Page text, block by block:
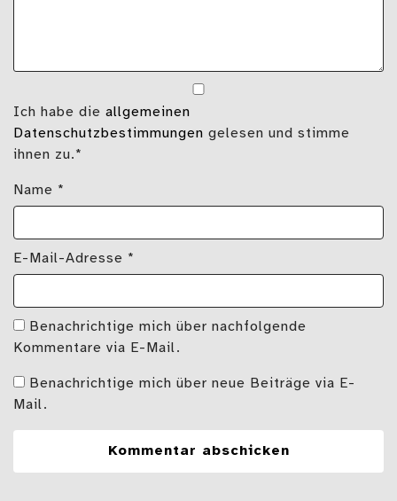
Ich habe die allgemeinen
Datenschutzbestimmungen gelesen und stimme
ihnen zu.*
Name *
E-Mail-Adresse *
Benachrichtige mich über nachfolgende
Kommentare via E-Mail.
Benachrichtige mich über neue Beiträge via E-
Mail.